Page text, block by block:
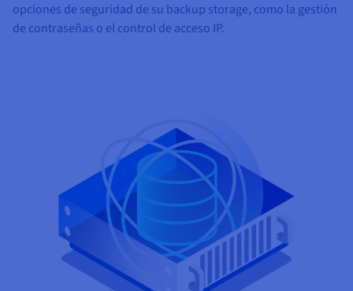
opciones de seguridad de su backup storage, como la gestión
de contraseñas o el control de acceso IP.